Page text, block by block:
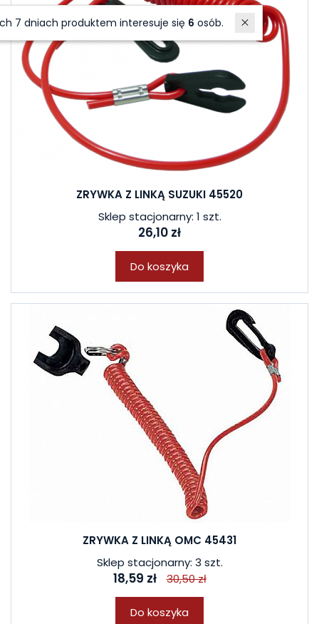
ZRYWKA Z LINKĄ SUZUKI 45520
Sklep stacjonarny: 1 szt.
26,10 zł
Do koszyka
ZRYWKA Z LINKĄ OMC 45431
Sklep stacjonarny: 3 szt.
18,59 zł 30,50 zł
Do koszyka
W ostatnich 7 dniach produktem interesuje się6 osób.